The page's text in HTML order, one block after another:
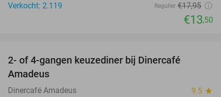
Verkocht: 2.119
Regulier €17,95
€13,50
2- of 4-gangen keuzediner bij Dinercafé
Amadeus
Dinercafé Amadeus 9.5 star